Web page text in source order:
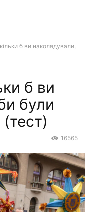
б ви наколядували,
б ви
були
16565